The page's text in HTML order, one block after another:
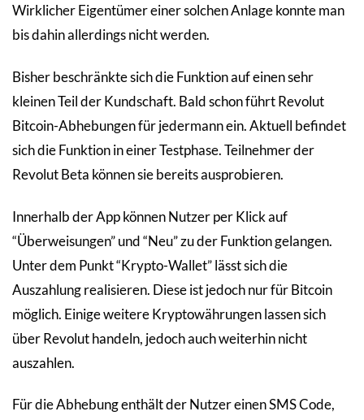
Wirklicher Eigentümer einer solchen Anlage konnte man
bis dahin allerdings nicht werden.
Bisher beschränkte sich die Funktion auf einen sehr
kleinen Teil der Kundschaft. Bald schon führt Revolut
Bitcoin-Abhebungen für jedermann ein. Aktuell befindet
sich die Funktion in einer Testphase. Teilnehmer der
Revolut Beta können sie bereits ausprobieren.
Innerhalb der App können Nutzer per Klick auf
“Überweisungen” und “Neu” zu der Funktion gelangen.
Unter dem Punkt “Krypto-Wallet” lässt sich die
Auszahlung realisieren. Diese ist jedoch nur für Bitcoin
möglich. Einige weitere Kryptowährungen lassen sich
über Revolut handeln, jedoch auch weiterhin nicht
auszahlen.
Für die Abhebung enthält der Nutzer einen SMS Code,